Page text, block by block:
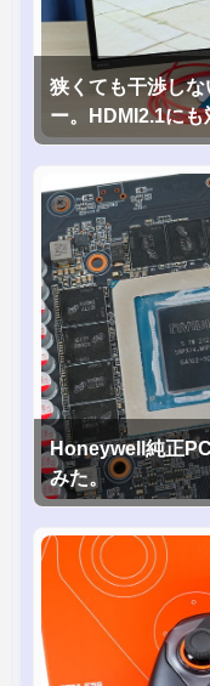
狭くても干渉し
ー。HDMI2.1にも
Honeywell純正
みた。